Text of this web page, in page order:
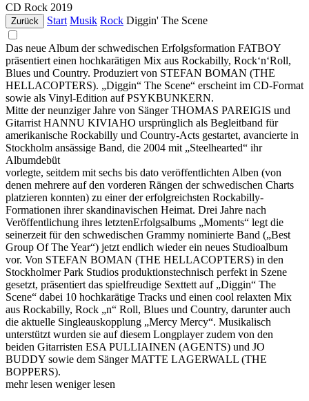
CD Rock 2019
Zurück Start Musik Rock Diggin' The Scene
Das neue Album der schwedischen Erfolgsformation FATBOY
präsentiert einen hochkarätigen Mix aus Rockabilly, Rock‘n‘Roll,
Blues und Country. Produziert von STEFAN BOMAN (THE
HELLACOPTERS). „Diggin“ The Scene“ erscheint im CD-Format
sowie als Vinyl-Edition auf PSYKBUNKERN.
Mitte der neunziger Jahre von Sänger THOMAS PAREIGIS und
Gitarrist HANNU KIVIAHO ursprünglich als Begleitband für
amerikanische Rockabilly und Country-Acts gestartet, avancierte in
Stockholm ansässige Band, die 2004 mit „Steelhearted“ ihr
Albumdebüt
vorlegte, seitdem mit sechs bis dato veröffentlichten Alben (von
denen mehrere auf den vorderen Rängen der schwedischen Charts
platzieren konnten) zu einer der erfolgreichsten Rockabilly-
Formationen ihrer skandinavischen Heimat. Drei Jahre nach
Veröffentlichung ihres letztenErfolgsalbums „Moments“ legt die
seinerzeit für den schwedischen Grammy nominierte Band („Best
Group Of The Year“) jetzt endlich wieder ein neues Studioalbum
vor. Von STEFAN BOMAN (THE HELLACOPTERS) in den
Stockholmer Park Studios produktionstechnisch perfekt in Szene
gesetzt, präsentiert das spielfreudige Sexttett auf „Diggin“ The
Scene“ dabei 10 hochkarätige Tracks und einen cool relaxten Mix
aus Rockabilly, Rock „n“ Roll, Blues und Country, darunter auch
die aktuelle Singleauskopplung „Mercy Mercy“. Musikalisch
unterstützt wurden sie auf diesem Longplayer zudem von den
beiden Gitarristen ESA PULLIAINEN (AGENTS) und JO
BUDDY sowie dem Sänger MATTE LAGERWALL (THE
BOPPERS).
mehr lesen weniger lesen